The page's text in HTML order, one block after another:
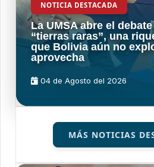
NOTICIA DESTACADA
La UMSA abre el
“tierras raras”, una
que Bolivia aún no
aprovecha
04 de Agosto del 2026
MÁS NOTICIAS